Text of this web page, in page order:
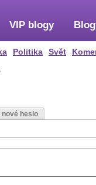
Politika Svět
VIP blogy
nové heslo